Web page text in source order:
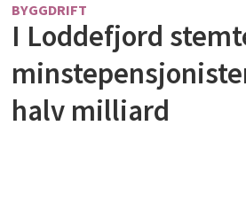
BYGGDRIFT
I Loddefjord
halv milliard